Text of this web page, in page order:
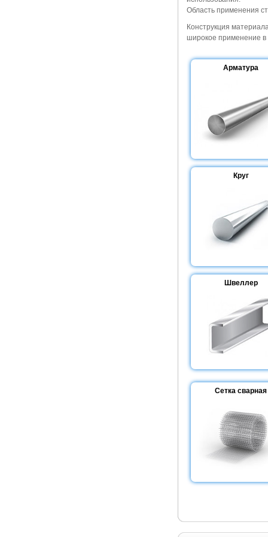
Область применения
Конструкция
широкое применение в
Арматура
Круг
Швеллер
Сетка сварная